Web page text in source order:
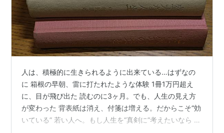
人は、積極的に生きられるように出来ている…はずなの
に 箱根の早朝、雷に打たれたような体験 1冊1万円超え
に、目が飛び出た 読むのに3ヶ月。でも、人生の見え方
が変わった 背表紙は消え、付箋は増える。だからこそ“効
いている” 若い人へ。もし人生を“真剣に”考えたいなら 私